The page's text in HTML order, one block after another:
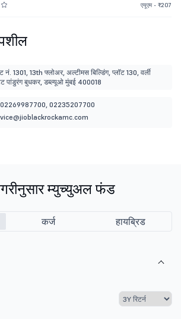
एयूएम - ₹207
नं. 1301, 13th फ्लोअर, अल्टीमस बिल्डिंग, प्लॉट 130, वर्ली
पांडुरंग बुधकर, डब्ल्यूओ मुंबई 400018
02235207700
म्युच्युअल फंड
कर्ज हायब्रिड